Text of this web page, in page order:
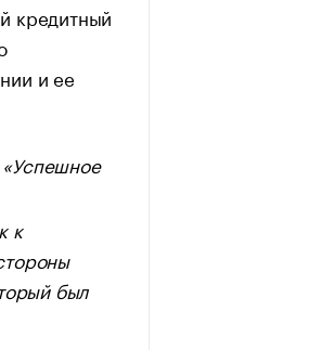
кредитный
и ее
«Успешное
к
был